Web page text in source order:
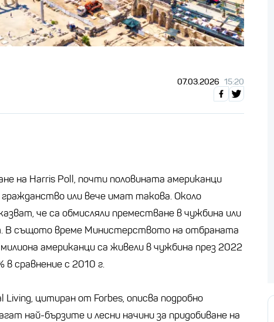
07.03.2026 15:20
на Harris Poll, почти половината американци
или вече имат такова. Около
че са обмисляли преместване в чужбина или
В същото време Министерството на отбраната
американци са живели в чужбина през 2022
в сравнение с 2010 г.
Living, цитиран от Forbes, описва подробно
най-бързите и лесни начини за придобиване на